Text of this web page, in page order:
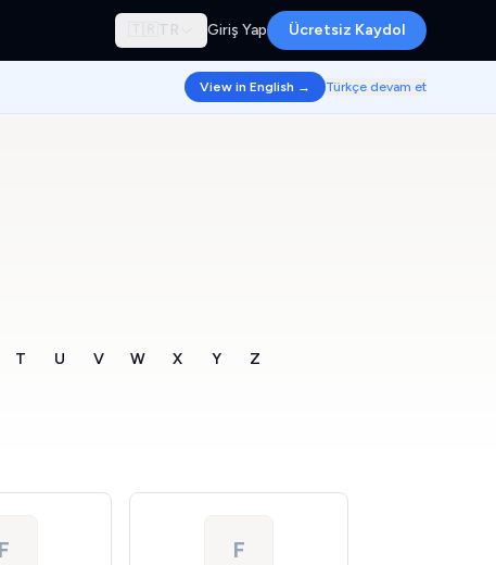
🇹🇷 TR Giriş Yap Ücretsiz Kaydol
View in English → Türkçe devam et
T U V W X Y Z
F F